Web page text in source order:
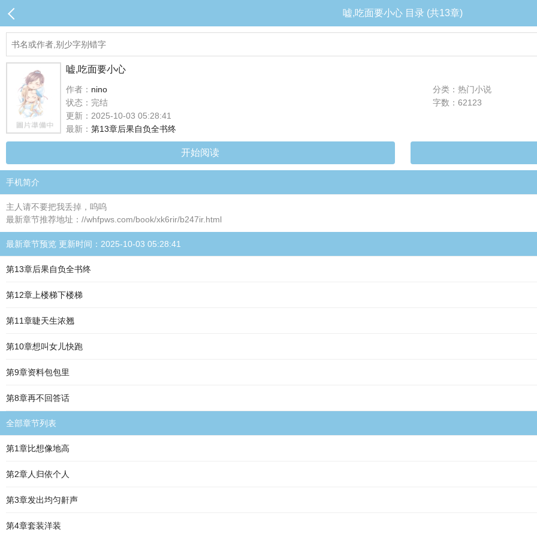
嘘,吃面要小心 目录 (共13章)
嘘,吃面要小心
作者： nino
分类：热门小说
状态：完结
字数：62123
更新：2025-10-03 05:28:41
最新： 第13章后果自负全书终
开始阅读
手机简介
主人请不要把我丢掉，呜呜
最新章节推荐地址：//whfpws.com/book/xk6rir/b247ir.html
最新章节预览 更新时间：2025-10-03 05:28:41
第13章后果自负全书终
第12章上楼梯下楼梯
第11章睫天生浓翘
第10章想叫女儿快跑
第9章资料包包里
第8章再不回答话
全部章节列表
第1章比想像地高
第2章人归依个人
第3章发出均匀鼾声
第4章套装洋装